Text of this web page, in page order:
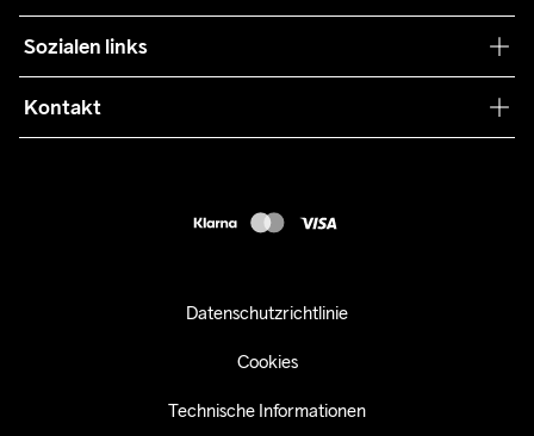
Teamwear
Zusammenarbeit
Press
Retouren
Kundendienst
Sozialen links
Kontakt
Datenschutzrichtlinie
Cookies
Technische Informationen